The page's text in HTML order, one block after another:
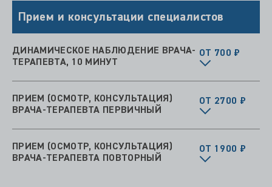
Прием и консультации специалистов
ДИНАМИЧЕСКОЕ НАБЛЮДЕНИЕ ВРАЧА-
ТЕРАПЕВТА, 10 МИНУТ
ОТ 700 ₽
ПРИЕМ (ОСМОТР, КОНСУЛЬТАЦИЯ)
ВРАЧА-ТЕРАПЕВТА ПЕРВИЧНЫЙ
ОТ 2700 ₽
ПРИЕМ (ОСМОТР, КОНСУЛЬТАЦИЯ)
ВРАЧА-ТЕРАПЕВТА ПОВТОРНЫЙ
ОТ 1900 ₽